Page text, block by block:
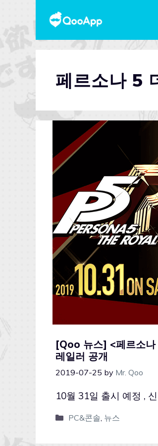
페르소나 5
[Qoo 뉴스] <페르소나
레일러 공개
2019-07-25 by Mr. Qoo
10월 31일 출시 예정 ,
PC&콘솔, 뉴스